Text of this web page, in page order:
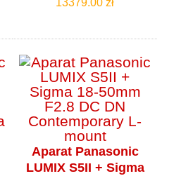
13379.00 zł
Aparat Panasonic
LUMIX S5II + Sigma